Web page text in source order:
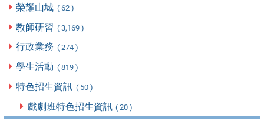
榮耀山城 ( 62 )
教師研習 ( 3,169 )
行政業務 ( 274 )
學生活動 ( 819 )
特色招生資訊 ( 50 )
戲劇班特色招生資訊 ( 20 )